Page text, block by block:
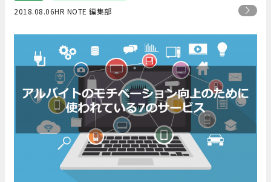
2018.08.06HR NOTE 編集部